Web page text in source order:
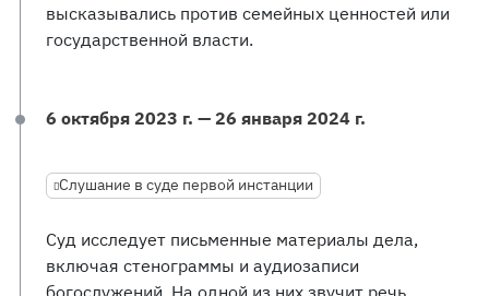
высказывались против семейных ценностей или
государственной власти.
6 октября 2023 г. — 26 января 2024 г.
Слушание в суде первой инстанции
Суд исследует письменные материалы дела,
включая стенограммы и аудиозаписи
богослужений. На одной из них звучит речь